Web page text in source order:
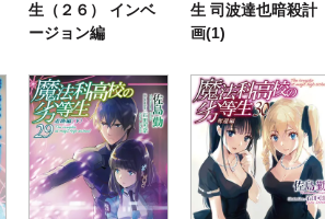
生（２６） インベ
ージョン編
生 司波達也暗殺計
画(1)